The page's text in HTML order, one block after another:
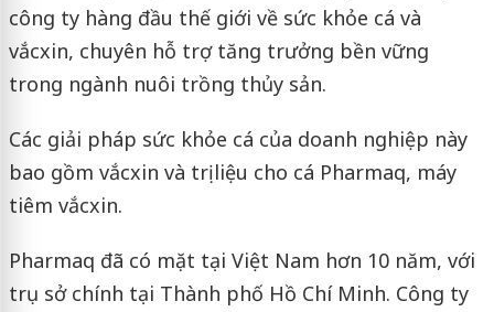
công ty hàng đầu thế giới về sức khỏe cá và
vắcxin, chuyên hỗ trợ tăng trưởng bền vững
trong ngành nuôi trồng thủy sản.
Các giải pháp sức khỏe cá của doanh nghiệp này
bao gồm vắcxin và trị liệu cho cá Pharmaq, máy
tiêm vắcxin.
Pharmaq đã có mặt tại Việt Nam hơn 10 năm, với
trụ sở chính tại Thành phố Hồ Chí Minh. Công ty